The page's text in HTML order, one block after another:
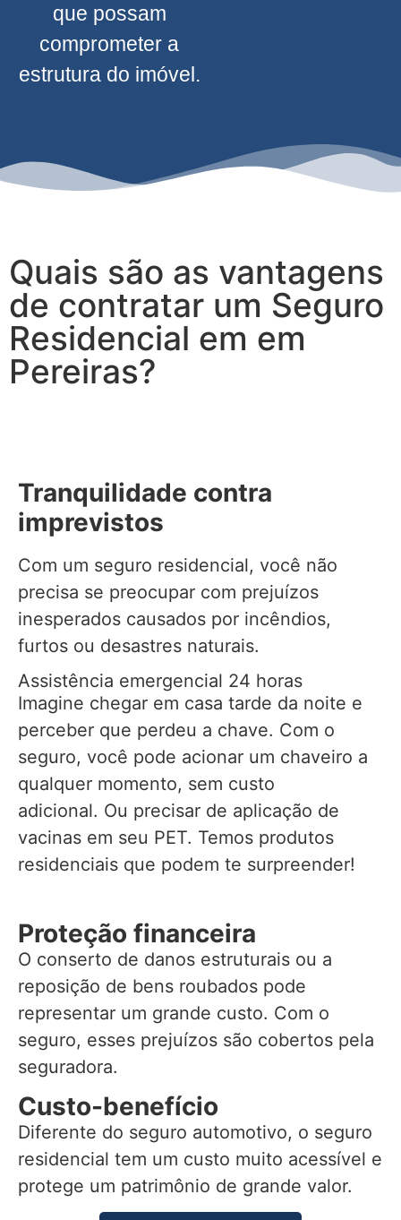
que possam
comprometer a
estrutura do imóvel.
Quais são as vantagens
de contratar um Seguro
Residencial em em
Pereiras?
Tranquilidade contra
imprevistos
Com um seguro residencial, você não
precisa se preocupar com prejuízos
inesperados causados por incêndios,
furtos ou desastres naturais.
Assistência emergencial 24 horas
Imagine chegar em casa tarde da noite e
perceber que perdeu a chave. Com o
seguro, você pode acionar um chaveiro a
qualquer momento, sem custo
adicional. Ou precisar de aplicação de
vacinas em seu PET. Temos produtos
residenciais que podem te surpreender!
Proteção financeira
O conserto de danos estruturais ou a
reposição de bens roubados pode
representar um grande custo. Com o
seguro, esses prejuízos são cobertos pela
seguradora.
Custo-benefício
Diferente do seguro automotivo, o seguro
residencial tem um custo muito acessível e
protege um patrimônio de grande valor.